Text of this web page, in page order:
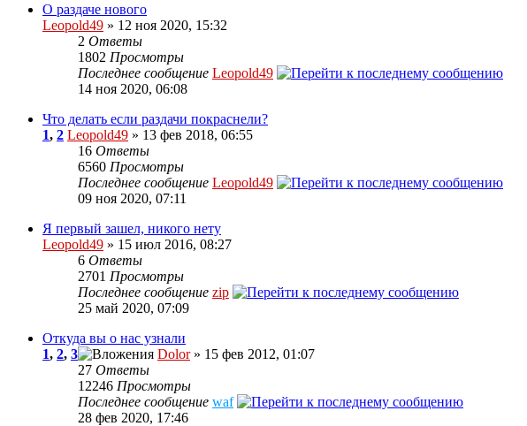
О раздаче нового
Leopold49 » 12 ноя 2020, 15:32
2 Ответы
1802 Просмотры
Последнее сообщение Leopold49
14 ноя 2020, 06:08
Что делать если раздачи покраснели?
1, 2 Leopold49 » 13 фев 2018, 06:55
16 Ответы
6560 Просмотры
Последнее сообщение Leopold49
09 ноя 2020, 07:11
Я первый зашел, никого нету
Leopold49 » 15 июл 2016, 08:27
6 Ответы
2701 Просмотры
Последнее сообщение zip
25 май 2020, 07:09
Откуда вы о нас узнали
1, 2, 3 Dolor» 15 фев 2012, 01:07
27 Ответы
12246 Просмотры
Последнее сообщение waf
28 фев 2020, 17:46